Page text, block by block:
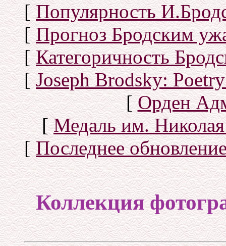
[Популярность
[Прогноз Бродским
[Категоричность
[Joseph Brodsky:
[Орден
[Медаль им. Николая
[Последнее
Коллекция